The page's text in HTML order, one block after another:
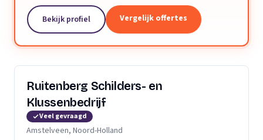
afspraak. Dankzij ons vakmanschap en direct...
Bekijk profiel Vergelijk offertes
Ruitenberg Schilders- en
Klussenbedrijf
Veel gevraagd
Amstelveen, Noord-Holland